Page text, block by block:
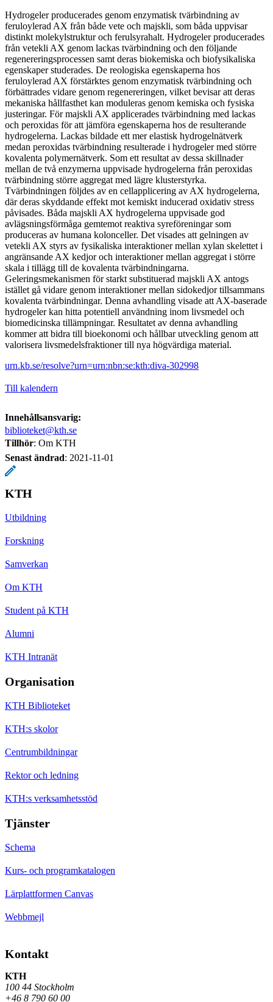
Hydrogeler producerades genom enzymatisk tvärbindning av
feruloylerad AX från både vete och majskli, som båda uppvisar
distinkt molekylstruktur och ferulsyrahalt. Hydrogeler producerades
från vetekli AX genom lackas tvärbindning och den följande
regenereringsprocessen samt deras biokemiska och biofysikaliska
egenskaper studerades. De reologiska egenskaperna hos
feruloylerad AX förstärktes genom enzymatisk tvärbindning och
förbättrades vidare genom regenereringen, vilket bevisar att deras
mekaniska hållfasthet kan moduleras genom kemiska och fysiska
justeringar. För majskli AX applicerades tvärbindning med lackas
och peroxidas för att jämföra egenskaperna hos de resulterande
hydrogelerna. Lackas bildade ett mer elastisk hydrogelnätverk
medan peroxidas tvärbindning resulterade i hydrogeler med större
kovalenta polymernätverk. Som ett resultat av dessa skillnader
mellan de två enzymerna uppvisade hydrogelerna från peroxidas
tvärbindning större aggregat med lägre klusterstyrka.
Tvärbindningen följdes av en cellapplicering av AX hydrogelerna,
där deras skyddande effekt mot kemiskt inducerad oxidativ stress
påvisades. Båda majskli AX hydrogelerna uppvisade god
avlägsningsförmåga gemtemot reaktiva syreföreningar som
produceras av humana kolonceller. Det visades att gelningen av
vetekli AX styrs av fysikaliska interaktioner mellan xylan skelettet i
angränsande AX kedjor och interaktioner mellan aggregat i större
skala i tillägg till de kovalenta tvärbindningarna.
Geleringsmekanismen för starkt substituerad majskli AX antogs
istället gå vidare genom interaktioner mellan sidokedjor tillsammans
kovalenta tvärbindningar. Denna avhandling visade att AX-baserade
hydrogeler kan hitta potentiell användning inom livsmedel och
biomedicinska tillämpningar. Resultatet av denna avhandling
kommer att bidra till bioekonomi och hållbar utveckling genom att
valorisera livsmedelsfraktioner till nya högvärdiga material.
urn.kb.se/resolve?urn=urn:nbn:se:kth:diva-302998
Till kalendern
Innehållsansvarig:
biblioteket@kth.se
Tillhör: Om KTH
Senast ändrad: 2021-11-01
KTH
Utbildning
Forskning
Samverkan
Om KTH
Student på KTH
Alumni
KTH Intranät
Organisation
KTH Biblioteket
KTH:s skolor
Centrumbildningar
Rektor och ledning
KTH:s verksamhetsstöd
Tjänster
Schema
Kurs- och programkatalogen
Lärplattformen Canvas
Webbmejl
Kontakt
KTH
100 44 Stockholm
+46 8 790 60 00